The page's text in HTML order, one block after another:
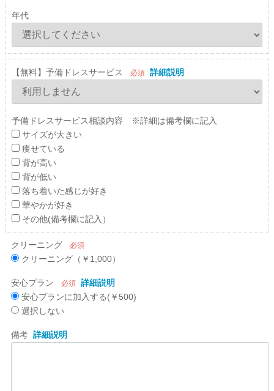
年代
【無料】予備ドレスサービス 必須 詳細説明
予備ドレスサービス相談内容 ※詳細は備考欄に記入
サイズが大きい
痩せている
背が高い
背が低い
落ち着いた感じが好き
華やかが好き
その他(備考欄に記入）
クリーニング 必須
クリーニング（￥1,000）
安心プラン 必須 詳細説明
安心プランに加入する(￥500)
選択しない
備考 詳細説明